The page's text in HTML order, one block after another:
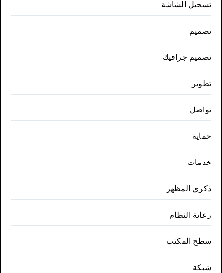
تسجيل الشاشة
تصميم
تصميم جرافيك
تطوير
تواصل
حماية
خدمات
ذكري المظهر
رعاية النظام
سطح المكتب
شبكة